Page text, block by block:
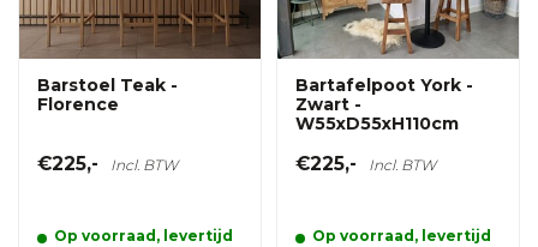
Barstoel Teak -
Florence
€225,- Incl. BTW
Op voorraad, levertijd
Bartafelpoot York -
Zwart -
W55xD55xH110cm
€225,- Incl. BTW
Op voorraad, levertijd